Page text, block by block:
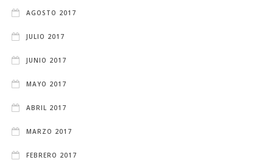
AGOSTO 2017
JULIO 2017
JUNIO 2017
MAYO 2017
ABRIL 2017
MARZO 2017
FEBRERO 2017